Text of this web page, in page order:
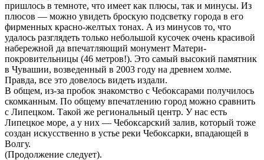
пришлось в темноте, что имеет как плюсы, так и минусы. Из
плюсов — можно увидеть броскую подсветку города в его
фирменных красно-желтых тонах. А из минусов то, что
удалось разглядеть только небольшой кусочек очень красивой
набережной да впечатляющий монумент Матери-
покровительницы (46 метров!). Это самый высокий памятник
в Чувашии, возведенный в 2003 году на древнем холме.
Правда, все это довелось видеть издали.
В общем, из-за пробок знакомство с Чебоксарами получилось
скомканным. По общему впечатлению город можно сравнить
с Липецком. Такой же региональный центр. У нас есть
Липецкое море, а у них — Чебоксарский залив, который тоже
создан искусственно в устье реки Чебоксарки, впадающей в
Волгу.
(Продолжение следует).